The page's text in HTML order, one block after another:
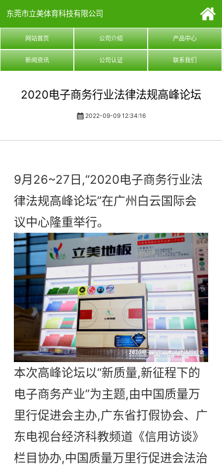
东莞市立美体育科技有限公司
网站首页 公司介绍 产品中心
新闻资讯 公司认证 联系我们
2020电子商务行业法律法规高峰论坛
2022-09-09 12:34:16
9月26~27日,“2020电子商务行业法
律法规高峰论坛”在广州白云国际会
议中心隆重举行。
本次高峰论坛以“新质量,新征程下的
电子商务产业”为主题,由中国质量万
里行促进会主办,广东省打假协会、广
东电视台经济科教频道《信用访谈》
栏目协办,中国质量万里行促进会法治